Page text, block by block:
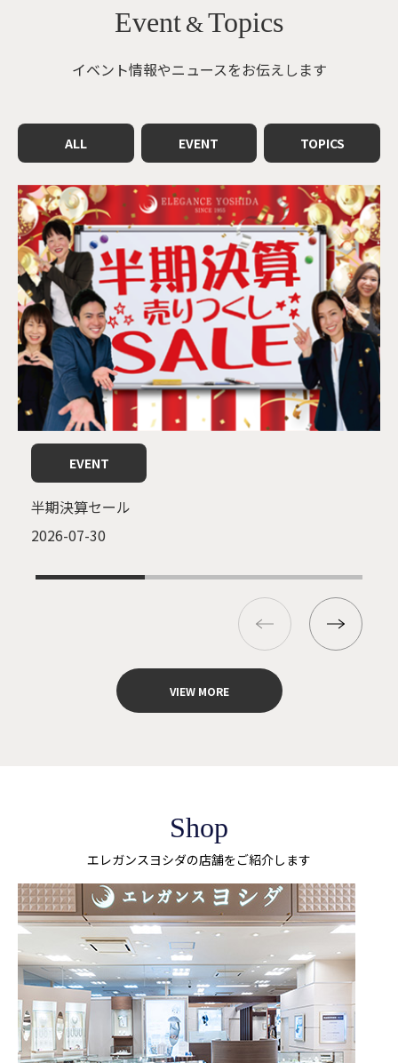
Event &Topics
イベント情報やニュースをお伝えします
ALL EVENT TOPICS
EVENT
半期決算セール
2026-07-30
VIEW MORE
Shop
エレガンスヨシダの店舗をご紹介します